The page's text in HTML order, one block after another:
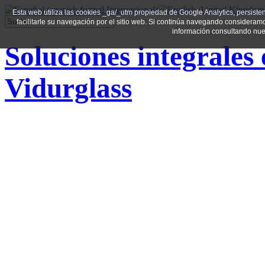
Soluciones
Vidurglass
Esta web utiliza las cookies _ga/_utm propiedad de Google Analytics,
facilitarle su navegación por el sitio web. Si continúa navegando
información consultando